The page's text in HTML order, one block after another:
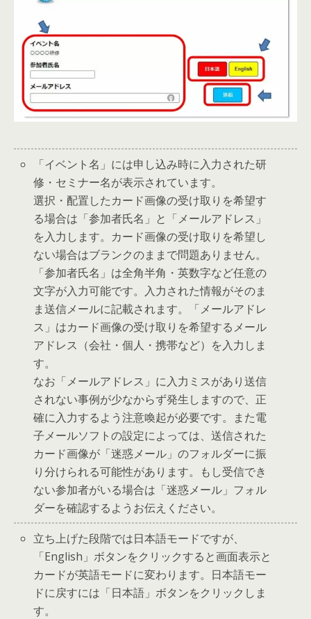
「イベント名」には申し込み時に入力された研
修・セミナー名が表示されています。
選択・配置したカード画像の受け取りを希望す
る場合は「参加者氏名」と「メールアドレス」
を入力します。カード画像の受け取りを希望し
ない場合はブランクのままで問題ありません。
「参加者氏名」は全角半角・英数字など任意の
文字が入力可能です。入力された情報がそのま
ま送信メールに記載されます。「メールアドレ
ス」はカード画像の受け取りを希望するメール
アドレス（会社・個人・携帯など）を入力しま
す。
なお「メールアドレス」に入力ミスがあり送信
されない事例が少なからず発生しますので、正
確に入力するよう注意喚起が必要です。また電
子メールソフトの設定によっては、送信された
カード画像が「迷惑メール」のフォルダーに振
り分けられる可能性があります。もし受信でき
ない参加者がいる場合は「迷惑メール」フォル
ダーを確認するようお伝えください。
立ち上げた段階では日本語モードですが、
「English」ボタンをクリックすると画面表示と
カードが英語モードに変わります。日本語モー
ドに戻すには「日本語」ボタンをクリックしま
す。